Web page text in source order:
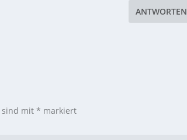
ANTWORTEN
sind mit* markiert